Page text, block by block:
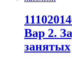
Вар 2.
занятых